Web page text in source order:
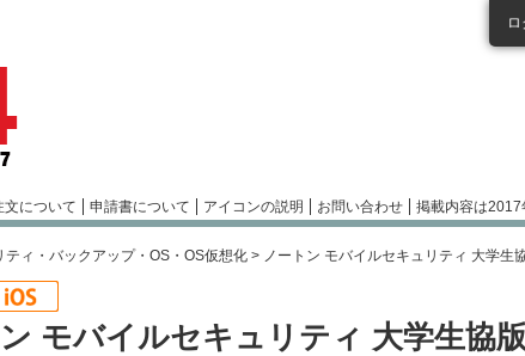
文について 申請書について アイコンの説明 お問い合わせ 掲載内容は
ティ・バックアップ・OS・OS仮想化 > ノートン モバイルセキュリティ 大学生
モバイルセキュリティ 大学生協版